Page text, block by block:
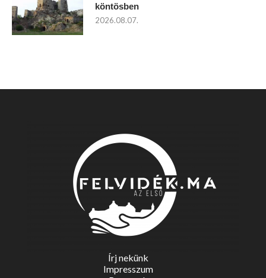
köntösben
2026.08.07.
Írj nekünk
Impresszum